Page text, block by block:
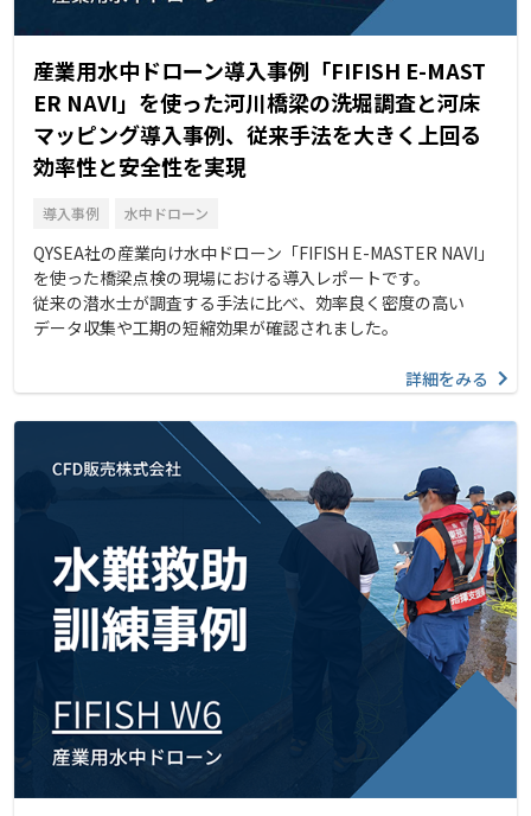
産業用水中ドローン導入事例「FIFISH E-MAST
ER NAVI」を使った河川橋梁の洗堀調査と河床
マッピング導入事例、従来手法を大きく上回る
効率性と安全性を実現
導入事例 水中ドローン
QYSEA社の産業向け水中ドローン「FIFISH E-MASTER NAVI」
を使った橋梁点検の現場における導入レポートです。
従来の潜水士が調査する手法に比べ、効率良く密度の高い
データ収集や工期の短縮効果が確認されました。
詳細をみる